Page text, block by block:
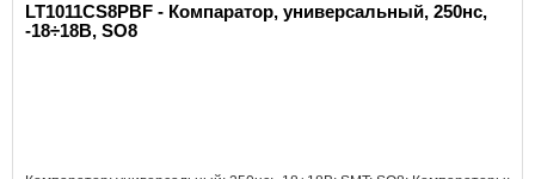
LT1011CS8PBF - Компаратор, универсальный, 250нс,
-18÷18В, SO8